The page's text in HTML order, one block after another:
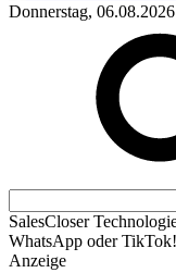
Donnerstag, 06.08.2026
SalesCloser
WhatsApp oder TikTok!
Anzeige